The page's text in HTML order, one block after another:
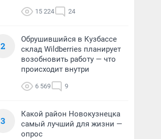
15 224 24
2
Обрушившийся в Кузбассе
склад Wildberries планирует
возобновить работу — что
происходит внутри
6 569 9
3
Какой район Новокузнецка
самый лучший для жизни —
опрос